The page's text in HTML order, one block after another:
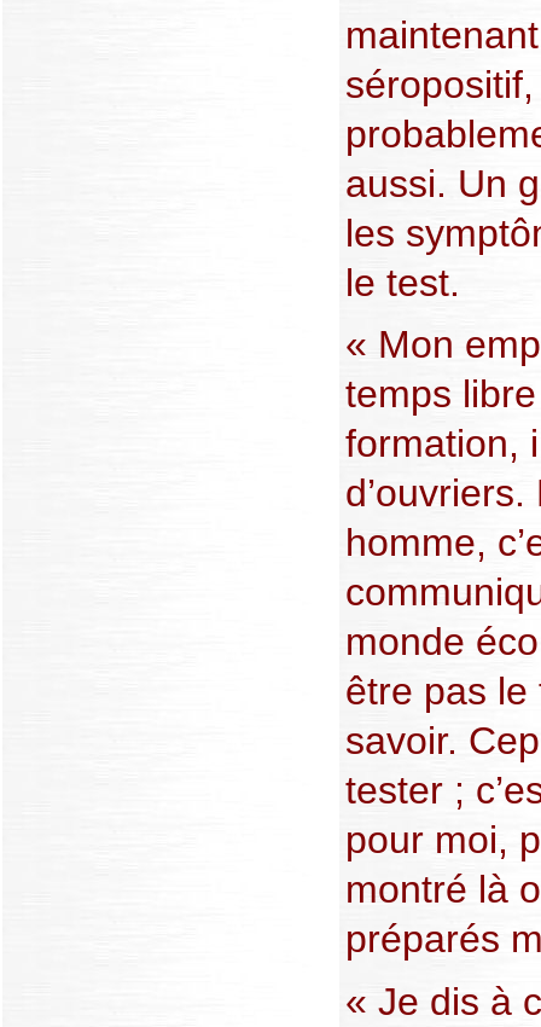
aussi. Un
les
le test.
« Mon
temps
formation,
homme,
monde
être pas le
savoir.
tester ;
pour moi,
montré là
préparés
« Je dis à